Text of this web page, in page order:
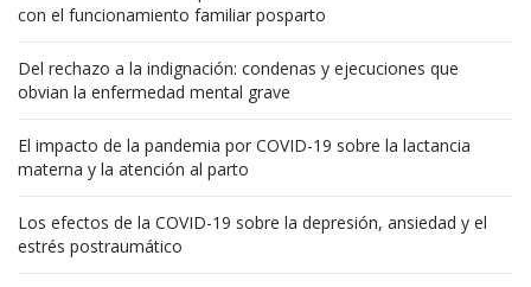
con el funcionamiento familiar posparto
Del rechazo a la indignación: condenas y ejecuciones que
obvian la enfermedad mental grave
El impacto de la pandemia por COVID-19 sobre la lactancia
materna y la atención al parto
Los efectos de la COVID-19 sobre la depresión, ansiedad y el
estrés postraumático